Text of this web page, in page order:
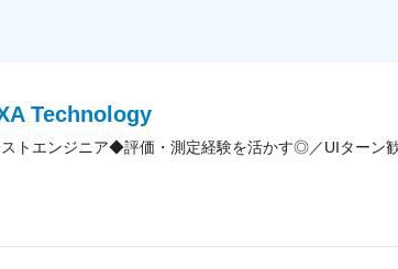
Technology
ストエンジニア◆評価・測定経験を活かす◎／UIターン